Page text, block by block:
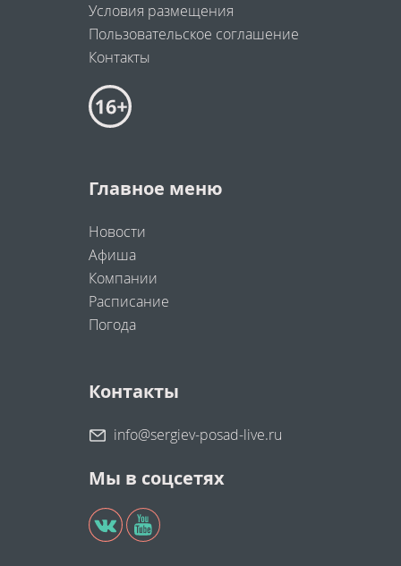
Условия размещения
Пользовательское соглашение
Контакты
Главное меню
Новости
Афиша
Компании
Расписание
Погода
Контакты
info@sergiev-posad-live.ru
Мы в соцсетях